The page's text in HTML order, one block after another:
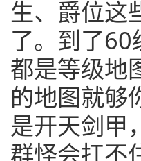
生、爵位这
了。到了
都是等级地
的地图就够
是开天剑甲
群怪会扛不